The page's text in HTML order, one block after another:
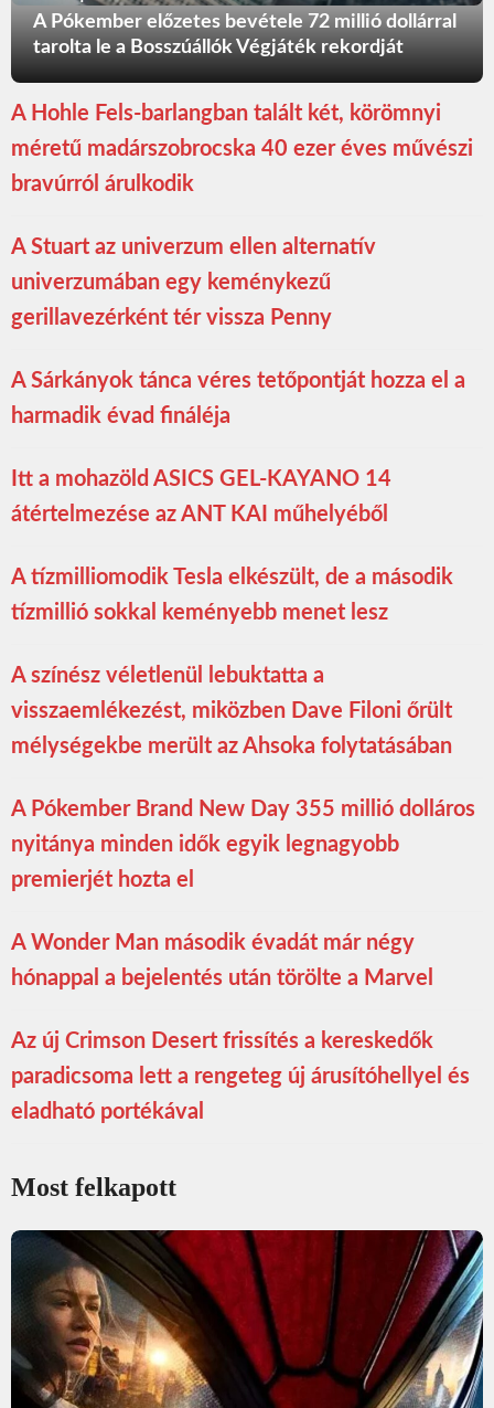
A Pókember előzetes bevétele 72 millió dollárral
tarolta le a Bosszúállók Végjáték rekordját
A Hohle Fels-barlangban talált két, körömnyi
méretű madárszobrocska 40 ezer éves művészi
bravúrról árulkodik
A Stuart az univerzum ellen alternatív
univerzumában egy keménykezű
gerillavezérként tér vissza Penny
A Sárkányok tánca véres tetőpontját hozza el a
harmadik évad fináléja
Itt a mohazöld ASICS GEL-KAYANO 14
átértelmezése az ANT KAI műhelyéből
A tízmilliomodik Tesla elkészült, de a második
tízmillió sokkal keményebb menet lesz
A színész véletlenül lebuktatta a
visszaemlékezést, miközben Dave Filoni őrült
mélységekbe merült az Ahsoka folytatásában
A Pókember Brand New Day 355 millió dolláros
nyitánya minden idők egyik legnagyobb
premierjét hozta el
A Wonder Man második évadát már négy
hónappal a bejelentés után törölte a Marvel
Az új Crimson Desert frissítés a kereskedők
paradicsoma lett a rengeteg új árusítóhellyel és
eladható portékával
Most felkapott